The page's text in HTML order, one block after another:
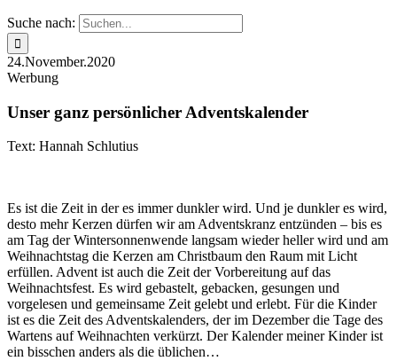
Suche nach:
24.November.2020
Werbung
Unser ganz persönlicher Adventskalender
Text: Hannah Schlutius
Es ist die Zeit in der es immer dunkler wird. Und je dunkler es wird,
desto mehr Kerzen dürfen wir am Adventskranz entzünden – bis es
am Tag der Wintersonnenwende langsam wieder heller wird und am
Weihnachtstag die Kerzen am Christbaum den Raum mit Licht
erfüllen. Advent ist auch die Zeit der Vorbereitung auf das
Weihnachtsfest. Es wird gebastelt, gebacken, gesungen und
vorgelesen und gemeinsame Zeit gelebt und erlebt. Für die Kinder
ist es die Zeit des Adventskalenders, der im Dezember die Tage des
Wartens auf Weihnachten verkürzt. Der Kalender meiner Kinder ist
ein bisschen anders als die üblichen…